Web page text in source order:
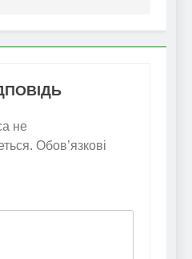
не
Обов’язкові